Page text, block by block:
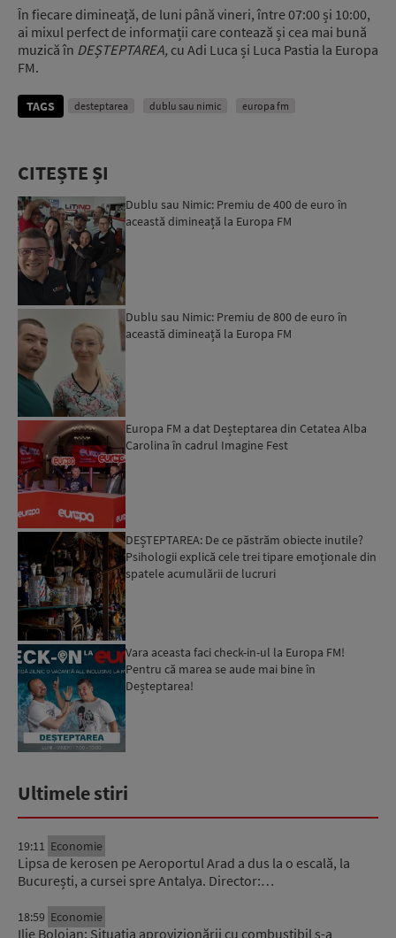
În fiecare dimineață, de luni până vineri, între 07:00 și 10:00,
ai mixul perfect de informații care contează și cea mai bună
muzică în DEȘTEPTAREA, cu Adi Luca și Luca Pastia la Europa
FM.
TAGS desteptarea dublu sau nimic europa fm
CITEȘTE ȘI
Dublu sau Nimic: Premiu de 400 de euro în
această dimineață la Europa FM
Dublu sau Nimic: Premiu de 800 de euro în
această dimineață la Europa FM
Europa FM a dat Deșteptarea din Cetatea Alba
Carolina în cadrul Imagine Fest
DEȘTEPTAREA: De ce păstrăm obiecte inutile?
Psihologii explică cele trei tipare emoționale din
spatele acumulării de lucruri
Vara aceasta faci check-in-ul la Europa FM!
Pentru că marea se aude mai bine în
Deșteptarea!
Ultimele stiri
19:11 Economie
Lipsa de kerosen pe Aeroportul Arad a dus la o escală, la
București, a cursei spre Antalya. Director:…
18:59 Economie
Ilie Bolojan: Situaţia aprovizionării cu combustibil s-a